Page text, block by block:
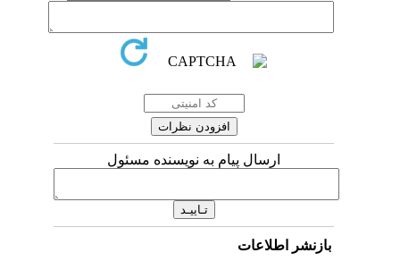
ارسال پیام به نویسنده مسئول
بازنشر اطلاعات